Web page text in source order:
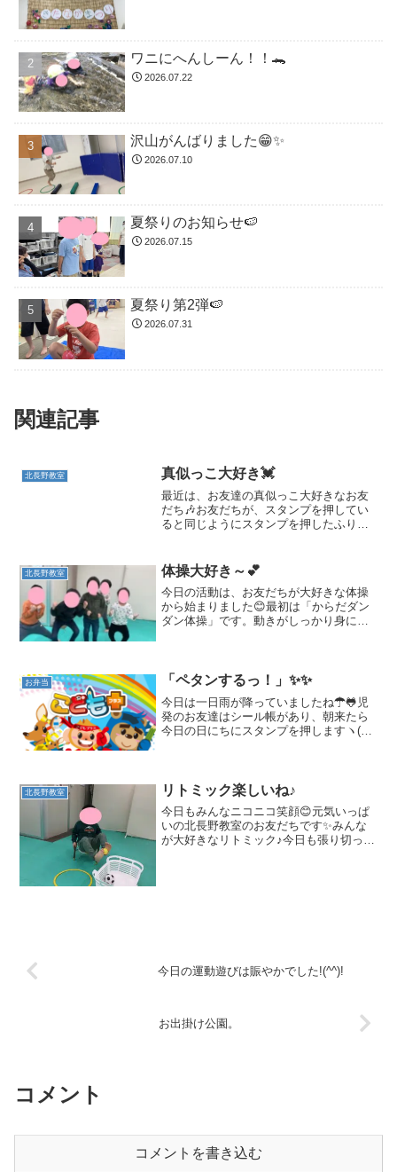
ワニにへんしーん！！🐊
2026.07.22
沢山がんばりました😁✨
2026.07.10
夏祭りのお知らせ🍉
2026.07.15
夏祭り第2弾🍉
2026.07.31
関連記事
北長野教室 真似っこ大好き💓
最近は、お友達の真似っこ大好きなお友
だち🎶お友だちが、スタンプを押してい
ると同じようにスタンプを押したふり
後をついて行ったり・・・お友だちの真
似をして、車で一緒に遊んで...
北長野教室 体操大好き～💕
今日の活動は、お友だちが大好きな体操
から始まりました😊最初は「からだダン
ダン体操」です。動きがしっかり身につ
合わせニコニコしながら踊っ...
お弁当 「ペタンするっ！」✨✨
今日は一日雨が降っていましたね☂🐸児
発のお友達はシール帳があり、朝来たら
今日の日にちにスタンプを押しますヽ(✿ﾟ
でした💗児発のお友達と...
北長野教室 リトミック楽しいね♪
今日もみんなニコニコ笑顔😊元気いっぱ
いの北長野教室のお友だちです✨みんな
が大好きなリトミック♪今日も張り切って
今日の運動遊びは賑やかでした!(^^)!
お出掛け公園。
コメント
コメントを書き込む